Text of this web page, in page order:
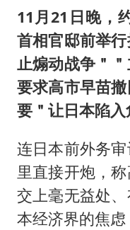
11月21日晚，
首相官邸前举
止煽动战争＂
要求高市早苗
要＂让日本陷入
连日本前外务
里直接开炮，
交上毫无益处
本经济界的焦虑